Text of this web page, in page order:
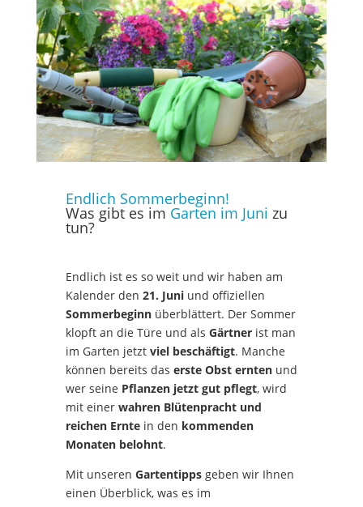
Endlich Sommerbeginn!
Was gibt es im Garten im Juni zu
tun?
Endlich ist es so weit und wir haben am
Kalender den 21. Juniund offiziellen
Sommerbeginnüberblättert. Der Sommer
klopft an die Türe und als Gärtnerist man
im Garten jetzt viel beschäftigt. Manche
können bereits das erste Obst erntenund
wer seine Pflanzen jetzt gut pflegt, wird
mit einer wahren Blütenpracht und
reichen Erntein den kommenden
Monaten belohnt.
Mit unseren Gartentippsgeben wir Ihnen
einen Überblick, was es im